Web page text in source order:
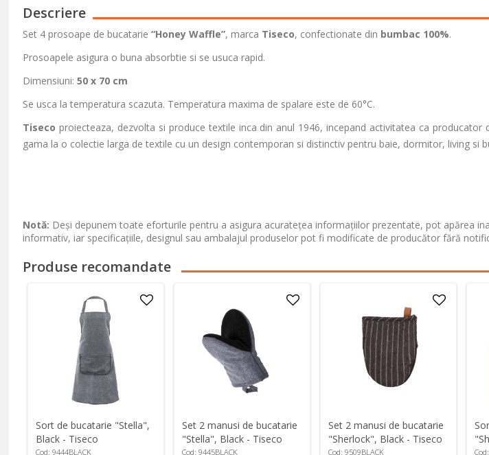
Descriere
Set 4 prosoape de bucatarie“Honey Waffle”, marca Tiseco, confectionate din bumbac 100%.
Prosoapele asigura o buna absorbtie si se usuca rapid.
Dimensiuni: 50 x 70 cm
Se usca la temperatura scazuta. Temperatura maxima de spalare este de 60°C.
Tiseco proiecteaza, dezvolta si produce textile inca din anul 1946, incepand activitatea ca producator
gama la o colectie larga de textile cu un design contemporan si distinctiv pentru baie, dormitor, living si
Notă: Deși depunem toate eforturile pentru a asigura acuratețea informațiilor prezentate, pot apărea
informativ, iar specificațiile, designul sau ambalajul produselor pot fi modificate de producător fără
Produse recomandate
Sort de bucatarie "Stella",
Black - Tiseco
Cod: 9444BLACK
Set 2 manusi de bucatarie
"Stella", Black - Tiseco
Cod: 9445BLACK
Set 2 manusi de bucatarie
"Sherlock", Black - Tiseco
Cod: 9509BLACK